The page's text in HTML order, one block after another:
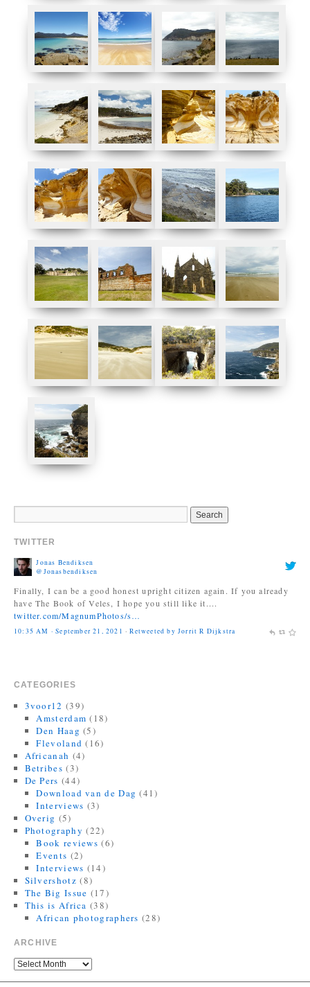
TWITTER
Jonas Bendiksen
@Jonasbendiksen
Finally, I can be a good honest upright citizen again. If you already
have The Book of Veles, I hope you still like it....
twitter.com/MagnumPhotos/s…
10:35 AM · September 21, 2021 ·Retweeted by Jorrit R Dijkstra
CATEGORIES
3voor12 (39)
Amsterdam (18)
Den Haag (5)
Flevoland (16)
Africanah (4)
Betribes (3)
De Pers (44)
Download van de Dag (41)
Interviews (3)
Overig (5)
Photography (22)
Book reviews (6)
Events (2)
Interviews (14)
Silvershotz (8)
The Big Issue (17)
This is Africa (38)
African photographers (28)
ARCHIVE